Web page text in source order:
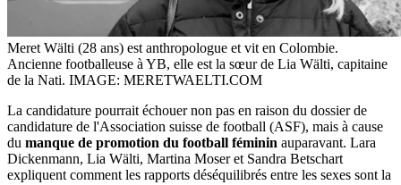
Meret Wälti (28 ans) est anthropologue et vit en Colombie.
Ancienne footballeuse à YB, elle est la sœur de Lia Wälti, capitaine
de la Nati. IMAGE: MERETWAELTI.COM
La candidature pourrait échouer non pas en raison du dossier de
candidature de l'Association suisse de football (ASF), mais à cause
du manque de promotion du football féminin auparavant. Lara
Dickenmann, Lia Wälti, Martina Moser et Sandra Betschart
expliquent comment les rapports déséquilibrés entre les sexes sont la